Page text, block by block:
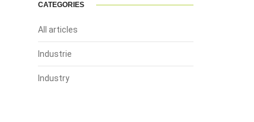
CATEGORIES
All articles
Industrie
Industry